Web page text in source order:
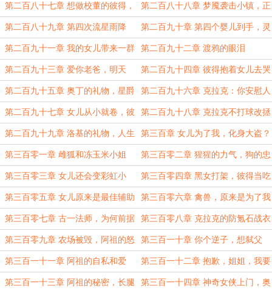
是谁？ 备，阿祖的拳头
第二百八十七章 想做校董的彼得，
给儿女铺路
第二百八十八章 梦魇袭击小镇，正
邪降临
第二百八十九章 第四次流星雨降
临，三宫魔危机袭来！
第二百九十章 第四个婴儿到手，灵
魂碎片继承
第二百九十一章 我的女儿带来一群
父愁者
第二百九十二章 渡鸦的眼泪
第二百九十三章 爱你老爸，明天
见！
第二百九十四章 彼得抱着女儿去哭
穷
第二百九十五章 奥丁的礼物，星爵
的反思
第二百九十六章 克拉克：你安慰人
好伤人
第二百九十七章 女儿从小就卷，彼
得猛男沉迷小马
第二百九十八章 克拉克不打球改拯
救世界
第二百九十九章 洛基的礼物，人生
最难以忘怀的那天
第三百章 女儿为了我，化身大盗？
第三百零一章 雌狐和冻玉米小姐 第三百零二章 猩猩的力气，狗的忠
诚，豹子的搬运速度。
第三百零三章 女儿还会变彩虹小
马？！
第三百零四章 黑女打架，彼得当吃
光群众
第三百零五章 女儿原来是最佳辅助 第三百零六章 禽兽，原来是为了我
的动物属性！
第三百零七章 古一法师，为何前据
而后恭？
第三百零八章 克拉克的防氪石战衣
第三百零九章 农场被毁，阿祖的怒
火
第三百一十章 你个逆子，想弑父
吗？
第三百一十一章 阿祖的自私和爱 第三百一十二章 抱歉，姐姐，我要
守护新家——农场！
第三百一十三章 阿祖的秘密，长腿 第三百一十四章 神奇女侠上门，奥